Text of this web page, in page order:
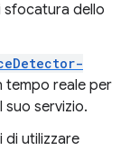
sfocatura dello
tempo reale per
suo servizio.
di utilizzare